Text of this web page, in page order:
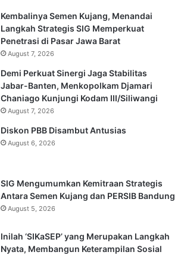
Kembalinya Semen Kujang, Menandai
Langkah Strategis SIG Memperkuat
Penetrasi di Pasar Jawa Barat
August 7, 2026
Demi Perkuat Sinergi Jaga Stabilitas
Jabar-Banten, Menkopolkam Djamari
Chaniago Kunjungi Kodam III/Siliwangi
August 7, 2026
Diskon PBB Disambut Antusias
August 6, 2026
SIG Mengumumkan Kemitraan Strategis
Antara Semen Kujang dan PERSIB Bandung
August 5, 2026
Inilah ‘SIKaSEP’ yang Merupakan Langkah
Nyata, Membangun Keterampilan Sosial